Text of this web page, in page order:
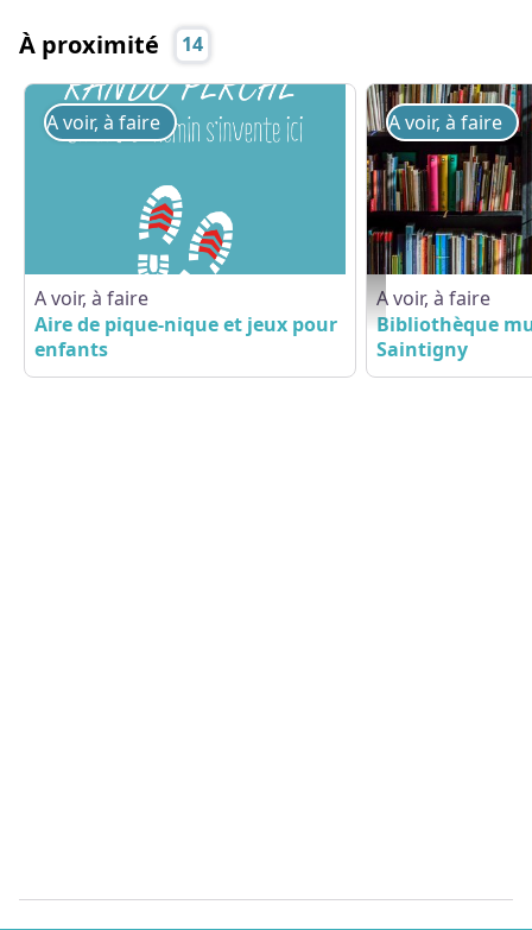
À proximité 14
A voir, à faire
A voir, à faire
Aire de pique-nique et jeux pour
enfants
books-1204029_1920
A voir, à faire
A voir, à faire
Bibliothèque
Saintigny